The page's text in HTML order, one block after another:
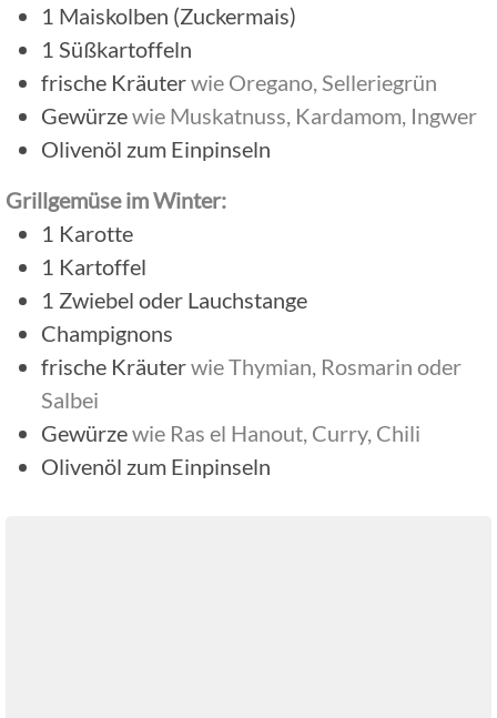
1 Maiskolben (Zuckermais)
1 Süßkartoffeln
frische Kräuterwie Oregano, Selleriegrün
Gewürzewie Muskatnuss, Kardamom, Ingwer
Olivenöl zum Einpinseln
Grillgemüse im Winter:
1 Karotte
1 Kartoffel
1 Zwiebel oder Lauchstange
Champignons
frische Kräuterwie Thymian, Rosmarin oder
Salbei
Gewürzewie Ras el Hanout, Curry, Chili
Olivenöl zum Einpinseln